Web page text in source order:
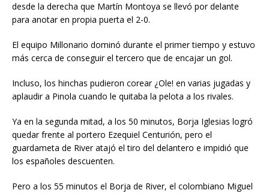
desde la derecha que Martín Montoya se llevó por delante
para anotar en propia puerta el 2-0.
El equipo Millonario dominó durante el primer tiempo y estuvo
más cerca de conseguir el tercero que de encajar un gol.
Incluso, los hinchas pudieron corear ¿Ole! en varias jugadas y
aplaudir a Pinola cuando le quitaba la pelota a los rivales.
Ya en la segunda mitad, a los 50 minutos, Borja Iglesias logró
quedar frente al portero Ezequiel Centurión, pero el
guardameta de River atajó el tiro del delantero e impidió que
los españoles descuenten.
Pero a los 55 minutos el Borja de River, el colombiano Miguel